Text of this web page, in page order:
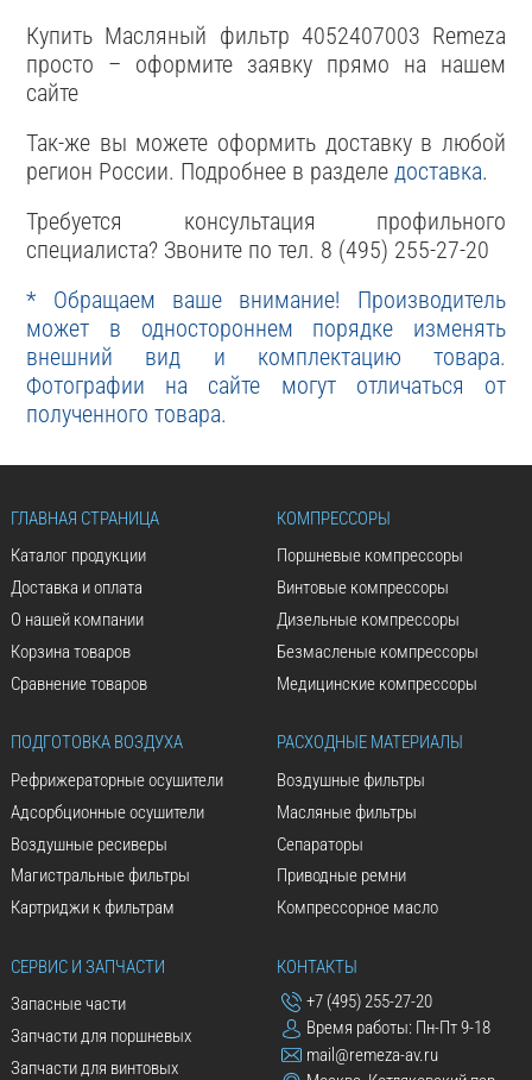
Купить Масляный фильтр 4052407003 Remeza
просто – оформите заявку прямо на нашем
сайте
Так-же вы можете оформить доставку в любой
регион России. Подробнее в разделе доставка.
Требуется консультация профильного
специалиста? Звоните по тел. 8 (495) 255-27-20
* Обращаем ваше внимание! Производитель
может в одностороннем порядке изменять
внешний вид и комплектацию товара.
Фотографии на сайте могут отличаться от
полученного товара.
ГЛАВНАЯ СТРАНИЦА
Каталог продукции
Доставка и оплата
О нашей компании
Корзина товаров
Сравнение товаров
КОМПРЕССОРЫ
Поршневые компрессоры
Винтовые компрессоры
Дизельные компрессоры
Безмасленые компрессоры
Медицинские компрессоры
ПОДГОТОВКА ВОЗДУХА
Рефрижераторные осушители
Адсорбционные осушители
Воздушные ресиверы
Магистральные фильтры
Картриджи к фильтрам
РАСХОДНЫЕ МАТЕРИАЛЫ
Воздушные фильтры
Масляные фильтры
Сепараторы
Приводные ремни
Компрессорное масло
СЕРВИС И ЗАПЧАСТИ
Запасные части
Запчасти для поршневых
Запчасти для винтовых
КОНТАКТЫ
+7 (495) 255-27-20
Время работы: Пн-Пт 9-18
mail@remeza-av.ru